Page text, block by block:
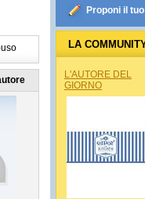
Proponi il
LA
L'AUTORE DEL
GIORNO